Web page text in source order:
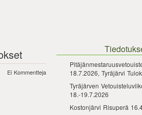
Ei Kommentteja
18.7.2026, Tyräjärvi
Tyräjärven
18.-19.7.2026
Kostonjärvi Risuperä